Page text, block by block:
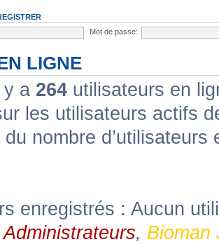
Mot de passe:
LIGNE
y a 264 utilisateurs en
les utilisateurs actifs
du nombre
enregistrés : Aucun
Administrateurs, Bioman